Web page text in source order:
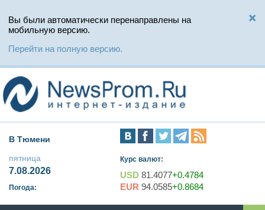
Вы были автоматически перенаправлены на
мобильную версию.
Перейти на полную версию.
В Тюмени
пятница
7.08.2026
Погода:
Курс валют:
USD 81.4077+0.4784
EUR 94.0585+0.8684